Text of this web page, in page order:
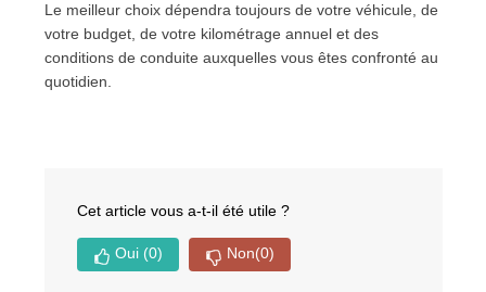
Le meilleur choix dépendra toujours de votre véhicule, de
votre budget, de votre kilométrage annuel et des
conditions de conduite auxquelles vous êtes confronté au
quotidien.
Cet article vous a-t-il été utile ?
Oui (0) Non(0)